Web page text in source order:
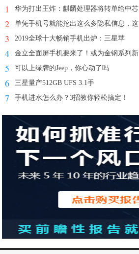
1 华为打出王炸：麒麟处理器将转单给中芯
2 单凭手机号就能挖出这么多隐私信息，这
3 2019全球十大畅销手机出炉：三星苹
4 金立全面屏手机要来了！或为金钢系列新
5 可以上绿牌的Jeep，你心动了吗
6 三星量产512GB UFS 3.1手
7 手机进水怎么办？3招教你轻松搞定！